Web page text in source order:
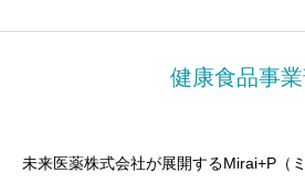
健康食品事
未来医薬株式会社が展開するMirai+P（